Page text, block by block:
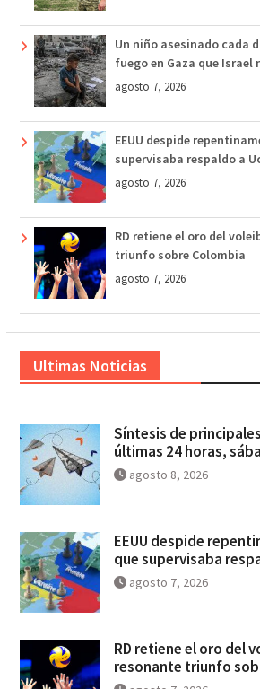
Un niño asesinado cada
fuego en Gaza que
agosto 7, 2026
EEUU despide
supervisaba respaldo a
agosto 7, 2026
RD retiene el oro del
triunfo sobre Colombia
agosto 7, 2026
Ultimas Noticias
Síntesis de
últimas 24 horas,
agosto 8, 2026
EEUU despide
que supervisaba
agosto 7, 2026
RD retiene el oro del
resonante triunfo